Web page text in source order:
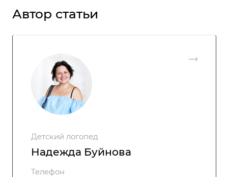
Автор статьи
Детский логопед
Надежда Буйнова
Телефон